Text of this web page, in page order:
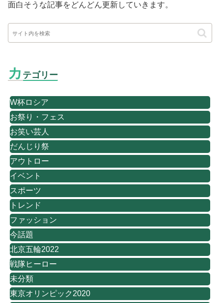
面白そうな記事をどんどん更新していきます。
カ テゴリー
W杯ロシア
お祭り・フェス
お笑い芸人
だんじり祭
アウトロー
イベント
スポーツ
トレンド
ファッション
今話題
北京五輪2022
戦隊ヒーロー
未分類
東京オリンピック2020